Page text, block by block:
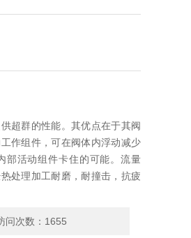
超群的性能。其优点在于其阀
作组件，可在阀体内浮动减少
部活动组件卡住的可能。流量
处理加工耐磨，耐撞击，抗疲
问次数：1655